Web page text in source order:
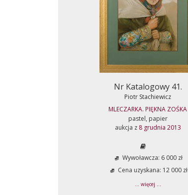
Nr Katalogowy 41.
Piotr Stachiewicz
MLECZARKA. PIĘKNA ZOŚKA
pastel, papier
aukcja z 8 grudnia 2013
Wywoławcza: 6 000 zł
Cena uzyskana: 12 000 zł
... więcej ...